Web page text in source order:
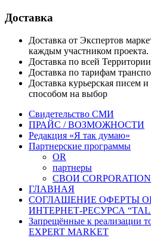
Доставка
Доставка от Экспертов
каждым участником проекта.
Доставка по всей
Доставка по тарифам
Доставка курьерская писем
способом на выбор
Свидетельство СМИ
ПРАЙС / ВОЗМОЖНОСТИ
Редакция «Я так думаю»
Партнерские программы
OR
партнеры
СВОИ CORPORATION
ГЛАВНАЯ
СОГЛАШЕНИЕ ОФЕРТЫ
ИНТЕРНЕТ-РЕСУРСА
Запрещённые к реализации
EXPERT MARKET